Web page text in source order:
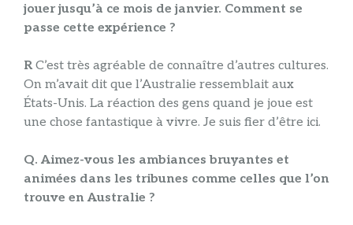
jouer jusqu’à ce mois de janvier. Comment se
passe cette expérience ?
RC’est très agréable de connaître d’autres cultures.
On m’avait dit que l’Australie ressemblait aux
États-Unis. La réaction des gens quand je joue est
une chose fantastique à vivre. Je suis fier d’être ici.
Q. Aimez-vous les ambiances bruyantes et
animées dans les tribunes comme celles que l’on
trouve en Australie ?